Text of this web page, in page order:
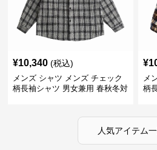
¥10,340 (税込)
メンズ シャツ メンズ チェック
柄長袖シャツ 男女兼用 春秋冬対
¥
メ
柄
人気アイテム